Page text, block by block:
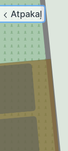
Atpakaļ